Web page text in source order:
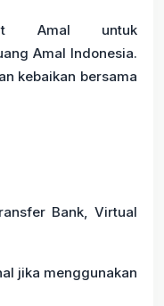
Amal untuk
Amal Indonesia.
kebaikan bersama
Bank, Virtual
jika menggunakan